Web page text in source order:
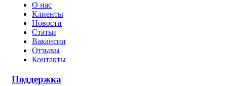
О нас
Клиенты
Новости
Статьи
Вакансии
Отзывы
Контакты
Поддержка